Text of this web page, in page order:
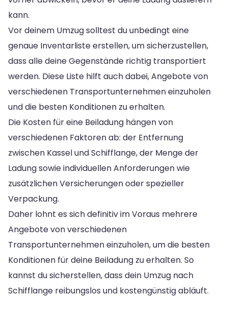
kann.
Vor deinem Umzug solltest du unbedingt eine
genaue Inventarliste erstellen, um sicherzustellen,
dass alle deine Gegenstände richtig transportiert
werden. Diese Liste hilft auch dabei, Angebote von
verschiedenen Transportunternehmen einzuholen
und die besten Konditionen zu erhalten.
Die Kosten für eine Beiladung hängen von
verschiedenen Faktoren ab: der Entfernung
zwischen Kassel und Schifflange, der Menge der
Ladung sowie individuellen Anforderungen wie
zusätzlichen Versicherungen oder spezieller
Verpackung.
Daher lohnt es sich definitiv im Voraus mehrere
Angebote von verschiedenen
Transportunternehmen einzuholen, um die besten
Konditionen für deine Beiladung zu erhalten. So
kannst du sicherstellen, dass dein Umzug nach
Schifflange reibungslos und kostengünstig abläuft.